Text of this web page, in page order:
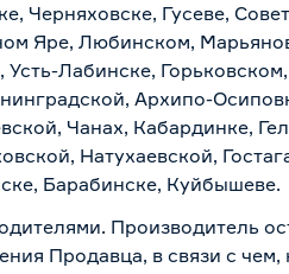
Черняховске, Гусеве,
Яре, Любинском,
Лабинске,
Архипо-
Чанах, Кабардинке,
Натухаевской,
Барабинске, Куйбышеве.
Производитель
Продавца, в связи с